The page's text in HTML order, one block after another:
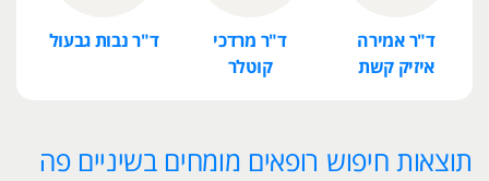
ד"ר אמירה
איזיק קשת
ד"ר מרדכי
קוטלר
ד"ר נבות גבעול
תוצאות חיפוש רופאים מומחים בשיניים פה